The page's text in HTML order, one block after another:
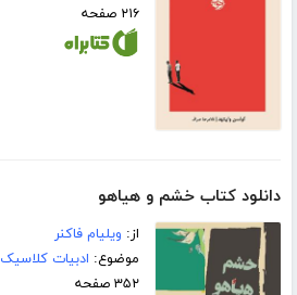
۲۱۶ صفحه
دانلود کتاب خشم و هیاهو
از: ویلیام فاکنر
موضوع: ادبیات کلاسیک
۳۵۲ صفحه